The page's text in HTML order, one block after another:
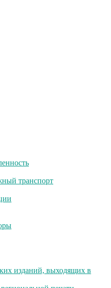
транспорт
изданий, выходящих в